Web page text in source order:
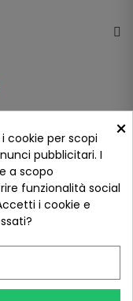
×
cookie per scopi
pubblicitari. I
a scopo
funzionalità social
i cookie e